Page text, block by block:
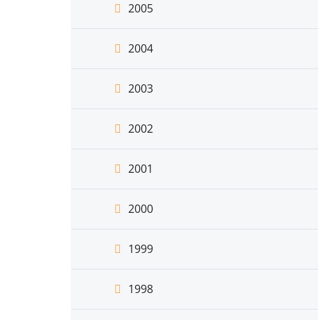
2005
2004
2003
2002
2001
2000
1999
1998